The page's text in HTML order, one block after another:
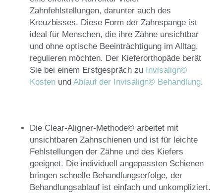
Zahnfehlstellungen, darunter auch des
Kreuzbisses. Diese Form der Zahnspange ist
ideal für Menschen, die ihre Zähne unsichtbar
und ohne optische Beeinträchtigung im Alltag,
regulieren möchten. Der Kieferorthopäde berät
Sie bei einem Erstgespräch zu Invisalign©
Kosten und Ablauf der Invisalign© Behandlung.
Die Clear-Aligner-Methode© arbeitet mit
unsichtbaren Zahnschienen und ist für leichte
Fehlstellungen der Zähne und des Kiefers
geeignet. Die individuell angepassten Schienen
bringen schnelle Behandlungserfolge, der
Behandlungsablauf ist einfach und unkompliziert.